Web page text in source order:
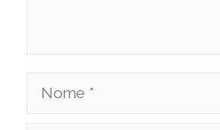
Nome